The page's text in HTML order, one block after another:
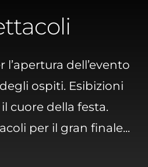
dell’evento
ospiti. Esibizioni
cuore della festa.
per il gran finale...